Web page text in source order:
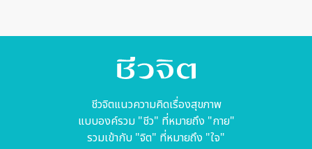
ชีวจิตแนวความคิดเรื่องสุขภาพ
แบบองค์รวม "ชีว" ที่หมายถึง "กาย"
รวมเข้ากับ "จิต" ที่หมายถึง "ใจ"